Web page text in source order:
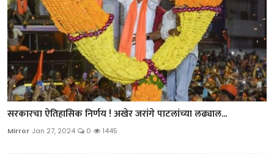
सरकारचा ऐतिहासिक निर्णय ! अखेर जरांगे पाटलांच्या लढ्याल...
Mirror Jan 27, 2024 0 1445